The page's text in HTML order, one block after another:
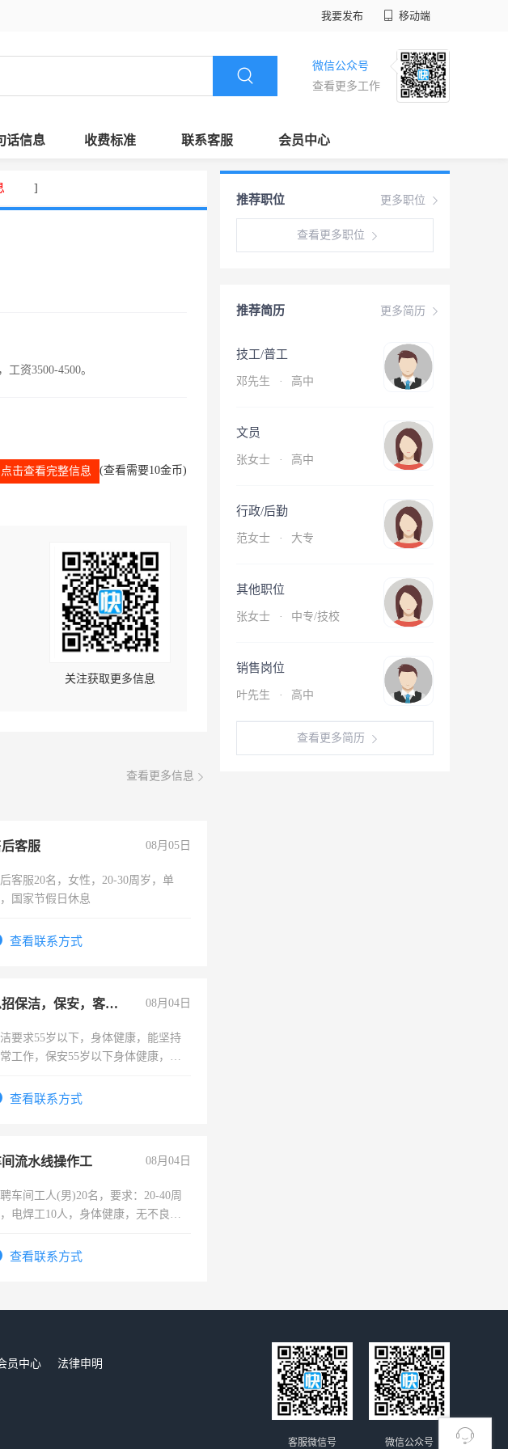
我要发布 移动端
微信公众号
查看更多工作
话信息 收费标准 联系客服 会员中心
]
资3500-4500。
点击查看完整信息 (查看需要10金币)
关注获取更多信息
查看更多信息
客服 08月05日
客服20名，女性，20-30周岁，单
国家节假日休息
查看联系方式
急招保洁，保安，客服，工程 08月04日
要求55岁以下，身体健康，能坚持
工作，保安55岁以下身体健康，有
客服要求45岁以下高中以上文化，
查看联系方式
间流水线操作工 08月04日
车间工人(男)20名，要求：20-40周
电焊工10人，身体健康，无不良嗜
免费发放劳保用品，两班倒，每月
查看联系方式
更多职位
推荐职位
查看更多职位
更多简历
推荐简历
技工/普工
邓先生 · 高中
文员
张女士 · 高中
行政/后勤
范女士 · 大专
其他职位
张女士 · 中专/技校
销售岗位
叶先生 · 高中
查看更多简历
员中心
法律申明
微信公众号
客服微信号